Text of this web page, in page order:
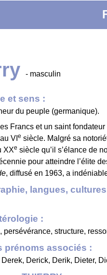
- masculin
et sens :
du peuple (germanique).
Francs et un saint
VI e siècle. Malgré sa
XXe siècle qu’il s’élance de
pour atteindre l’élite
, diffusé en 1963, a
langues,
:
persévérance, structure,
prénoms associés :
Derek, Derick, Derik, Dieter,